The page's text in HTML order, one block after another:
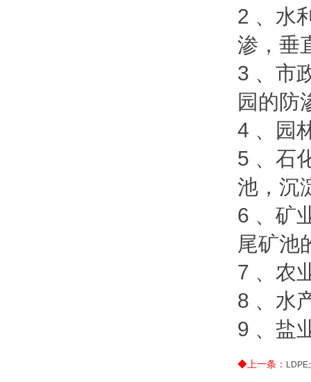
2 、水
渗，垂
3 、市
园的防
4 、园
5 、石
池，沉
6 、矿
尾矿池
7 、农
8 、水
9 、盐
◆上一条： LDPE